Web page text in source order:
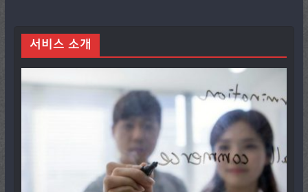
서비스 소개